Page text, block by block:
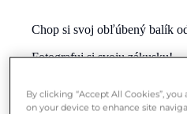
Chop si svoj obľúbený balík
Fotografuj si svoju zákusku!
(@munch_hungary)!
By clicking “Accept All Cookies”,
on your device to enhance site